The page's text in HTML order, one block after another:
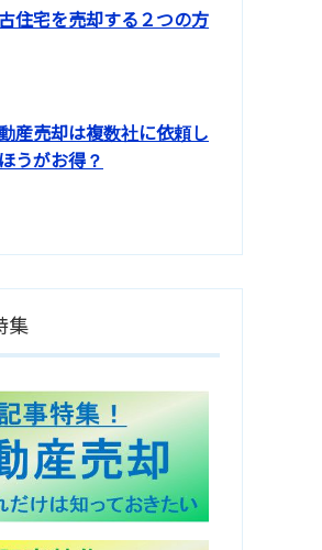
住宅を売却する２つの方
産売却は複数社に依頼し
うがお得？
集